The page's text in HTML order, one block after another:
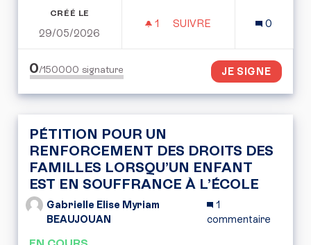
CRÉÉ LE
29/05/2026
1 1 ABONNÉ
SUIVRE
0
0/150000 signature JE SIGNE
PÉTITION POUR UN
RENFORCEMENT DES DROITS DES
FAMILLES LORSQU’UN ENFANT
EST EN SOUFFRANCE À L’ÉCOLE
Gabrielle Elise Myriam
BEAUJOUAN
1
commentaire